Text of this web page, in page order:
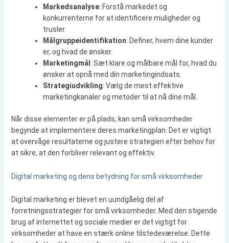
Markedsanalyse: Forstå markedet og
konkurrenterne for at identificere muligheder og
trusler.
Målgruppeidentifikation: Definer, hvem dine kunder
er, og hvad de ønsker.
Marketingmål : Sæt klare og målbare mål for, hvad du
ønsker at opnå med din marketingindsats.
Strategiudvikling: Vælg de mest effektive
marketingkanaler og metoder til at nå dine mål.
Når disse elementer er på plads, kan små virksomheder
begynde at implementere deres marketingplan. Det er vigtigt
at overvåge resultaterne og justere strategien efter behov for
at sikre, at den forbliver relevant og effektiv.
Digital marketing og dens betydning for små virksomheder
Digital marketing er blevet en uundgåelig del af
forretningsstrategier for små virksomheder. Med den stigende
brug af internettet og sociale medier er det vigtigt for
virksomheder at have en stærk online tilstedeværelse. Dette